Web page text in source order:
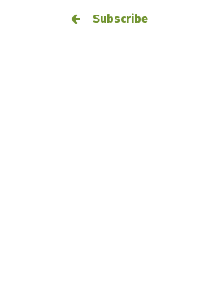
Post
Subscribe